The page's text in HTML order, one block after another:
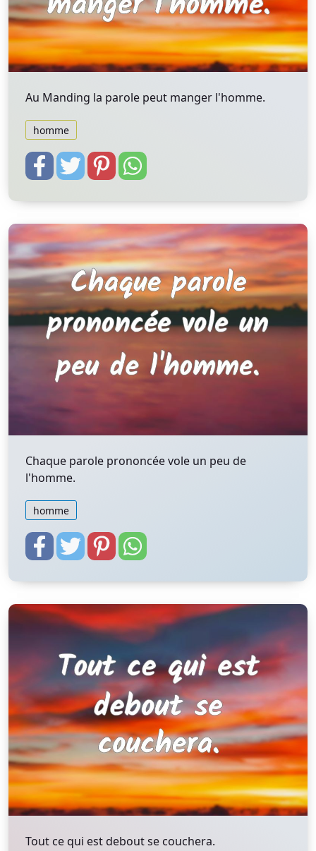
Au Manding la parole peut manger l'homme.
homme
Chaque parole prononcée vole un peu de
l'homme.
homme
Tout ce qui est debout se couchera.